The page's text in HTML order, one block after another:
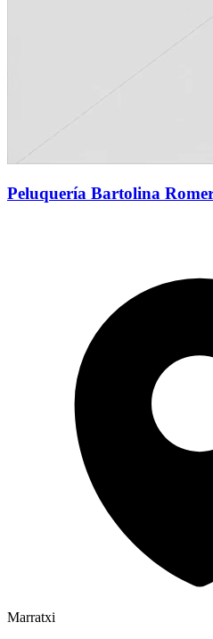
Peluquería Bartolina
Marratxi